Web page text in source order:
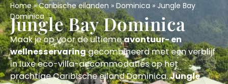
Home»Caribische eilanden » Dominica » Jungle Bay
Dominica
Jungle Bay Dominica
Maak je op voor de ultiemeavontuur- en
wellnesservaringgecombineerd met een verblijf
in luxe eco-villa-accommodaties op het
prachtige Caribische eiland Dominica.Jungle